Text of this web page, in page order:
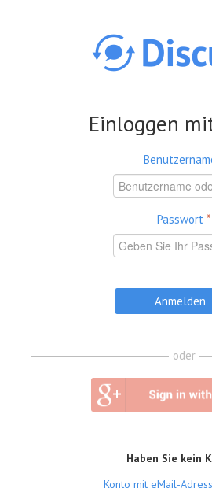
Einloggen
Passwort *
oder
Haben Sie kein
Konto mit eMail-